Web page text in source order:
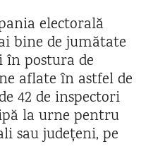
electorală
bine de jumătate
postura de
aflate în astfel de
42 de inspectori
la urne pentru
sau județeni, pe